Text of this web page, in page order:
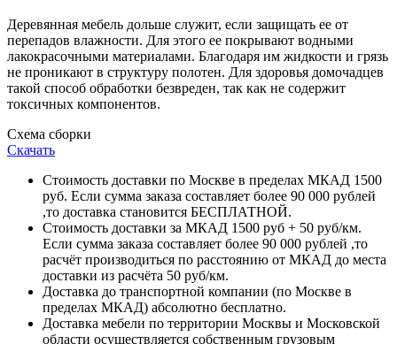
Деревянная мебель дольше служит, если защищать ее от
перепадов влажности. Для этого ее покрывают водными
лакокрасочными материалами. Благодаря им жидкости и грязь
не проникают в структуру полотен. Для здоровья домочадцев
такой способ обработки безвреден, так как не содержит
токсичных компонентов.
Схема сборки
Скачать
Стоимость доставки по Москве в пределах МКАД 1500
руб. Если сумма заказа составляет более 90 000 рублей
,то доставка становится БЕСПЛАТНОЙ.
Стоимость доставки за МКАД 1500 руб + 50 руб/км.
Если сумма заказа составляет более 90 000 рублей ,то
расчёт производиться по расстоянию от МКАД до места
доставки из расчёта 50 руб/км.
Доставка до транспортной компании (по Москве в
пределах МКАД) абсолютно бесплатно.
Доставка мебели по территории Москвы и Московской
области осуществляется собственным грузовым